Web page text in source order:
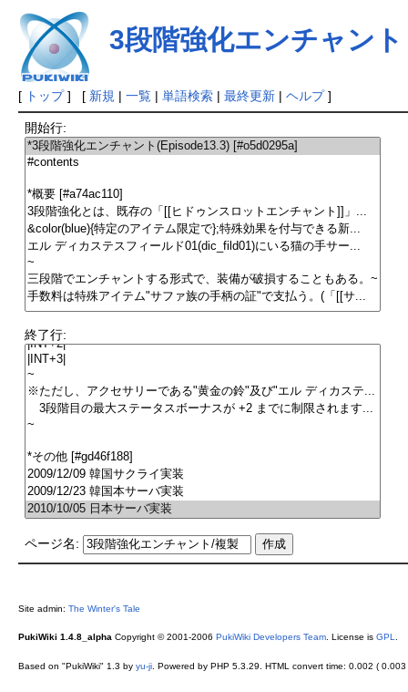
3段階強化エンチャント
[ トップ] [ 新規 | 一覧| 単語検索| 最終更新| ヘルプ]
開始行:
終了行:
ページ名:
Site admin: The Winter's Tale
PukiWiki 1.4.8_alpha Copyright © 2001-2006 PukiWiki Developers Team. License is GPL
Based on "PukiWiki" 1.3 by yu-ji. Powered by PHP 5.3.29. HTML convert time: 0.002 ( 0.003